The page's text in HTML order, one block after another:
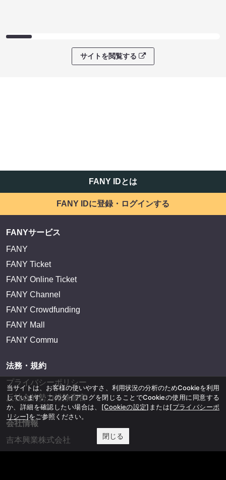
サイトを閲覧する
FANY IDとは
FANY IDに登録・ログインする
FANYサービス
FANY
FANY Ticket
FANY Online Ticket
FANY Channel
FANY Crowdfunding
FANY Mall
FANY Commu
法務・規約
プライバシーポリシー
反社会的勢力排除宣言
会社情報
吉本興業株式会社
当サイトは、お客様の使いやすさ、利用状況の分析のためCookieを利用
しています。このダイアログを閉じることでCookieの使用に同意する
か、詳細を確認したい場合は、 [Cookieの設定] または[プライバシーポ
リシー]をご参照ください。
閉じる